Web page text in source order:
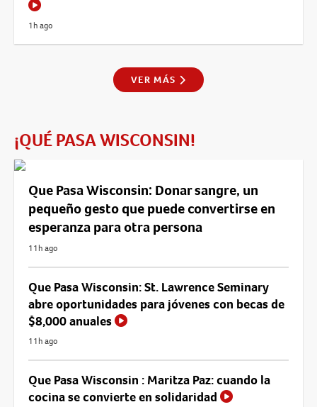
1h ago
VER MÁS
¡QUÉ PASA WISCONSIN!
Que Pasa Wisconsin: Donar sangre, un
pequeño gesto que puede convertirse en
esperanza para otra persona
11h ago
Que Pasa Wisconsin: St. Lawrence Seminary
abre oportunidades para jóvenes con becas de
$8,000 anuales
11h ago
Que Pasa Wisconsin : Maritza Paz: cuando la
cocina se convierte en solidaridad